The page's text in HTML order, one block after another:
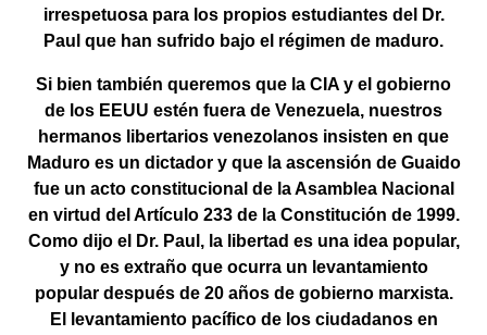
irrespetuosa para los propios estudiantes del Dr.
Paul que han sufrido bajo el régimen de maduro.
Si bien también queremos que la CIA y el gobierno
de los EEUU estén fuera de Venezuela, nuestros
hermanos libertarios venezolanos insisten en que
Maduro es un dictador y que la ascensión de Guaido
fue un acto constitucional de la Asamblea Nacional
en virtud del Artículo 233 de la Constitución de 1999.
Como dijo el Dr. Paul, la libertad es una idea popular,
y no es extraño que ocurra un levantamiento
popular después de 20 años de gobierno marxista.
El levantamiento pacífico de los ciudadanos en